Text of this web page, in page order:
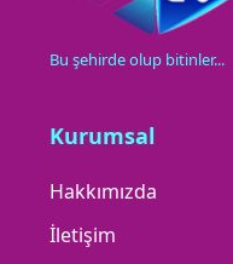
Bu şehirde olup bitinler...
Kurumsal
Hakkımızda
İletişim